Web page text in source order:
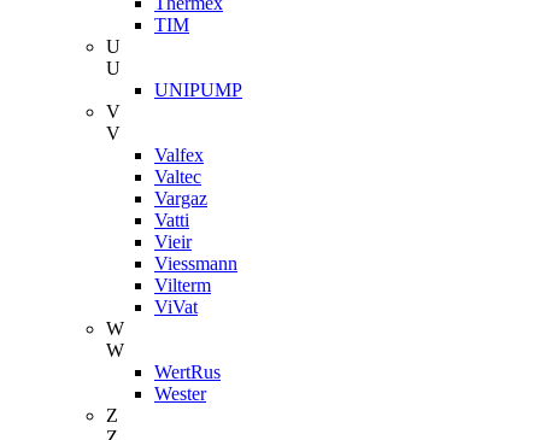
TIM
U
U
UNIPUMP
V
V
Valfex
Valtec
Vargaz
Vatti
Vieir
Viessmann
Vilterm
ViVat
W
W
WertRus
Wester
Z